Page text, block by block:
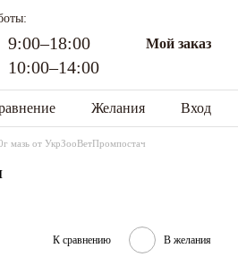
9:00–18:00
10:00–14:00
Мой заказ
Желания Вход
мазь от УкрЗооВетПромпостач
К сравнению В желания